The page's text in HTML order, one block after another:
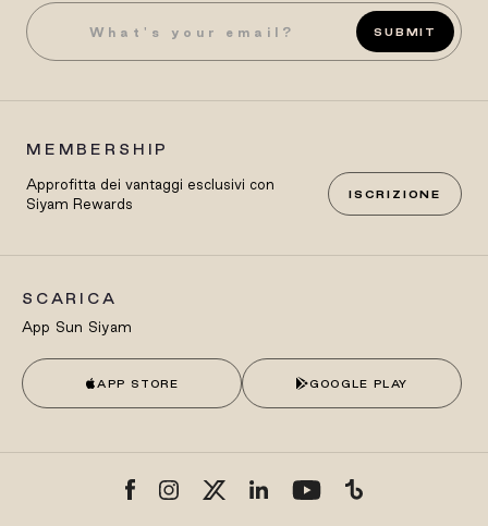
SUBMIT
MEMBERSHIP
Approfitta dei vantaggi esclusivi con
Siyam Rewards
ISCRIZIONE
SCARICA
App Sun Siyam
APP STORE GOOGLE PLAY